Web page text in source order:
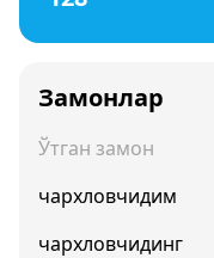
Замонлар
Ўтган замон
чархловчидим
чархловчидинг